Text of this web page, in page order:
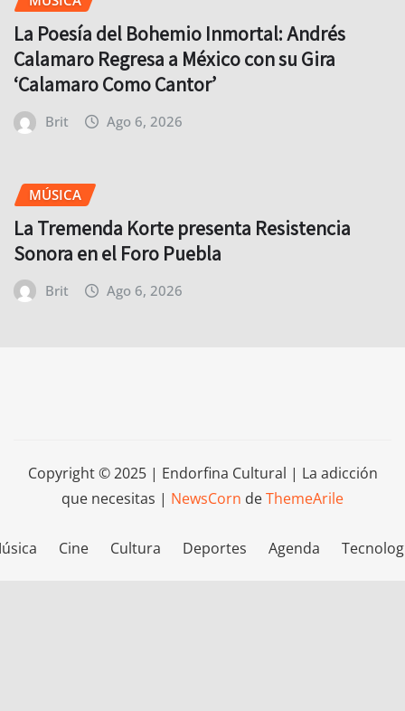
La Poesía del Bohemio Inmortal: Andrés
Calamaro Regresa a México con su Gira
‘Calamaro Como Cantor’
Brit Ago 6, 2026
MÚSICA
La Tremenda Korte presenta Resistencia
Sonora en el Foro Puebla
Brit Ago 6, 2026
Copyright © 2025 | Endorfina Cultural | La adicción
que necesitas | NewsCorn deThemeArile
Cine Cultura Deportes Agenda